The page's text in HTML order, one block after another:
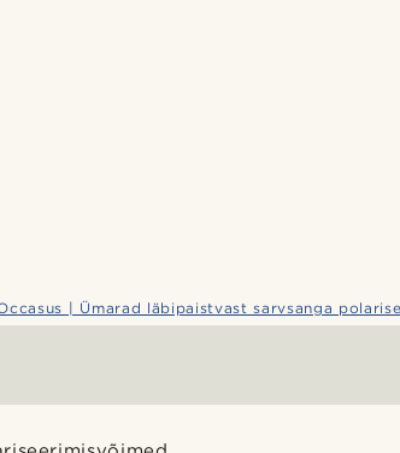
| Ümarad läbipaistvast sarvsanga